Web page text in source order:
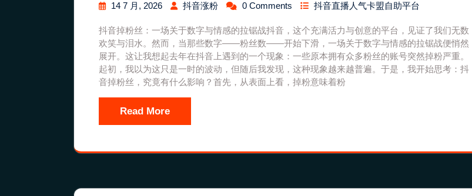
14 7 月, 2026 抖音涨粉 0 Comments 抖音直播人气卡盟自助平台
抖音掉粉丝：一场关于数字与情感的拉锯战抖音，这个充满活力与创意的平台，见证了我们无数
欢笑与泪水。然而，当那些数字——粉丝数——开始下滑，一场关于数字与情感的拉锯战便悄然
展开。这让我想起去年在抖音上遇到的一个现象：一些原本拥有众多粉丝的账号突然掉粉严重。
起初，我以为这只是一时的波动，但随后我发现，这种现象越来越普遍。于是，我开始思考：抖
音掉粉丝，究竟有什么影响？首先，从表面上看，掉粉意味着粉
Read More